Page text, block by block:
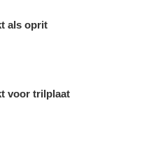
als oprit
voor trilplaat